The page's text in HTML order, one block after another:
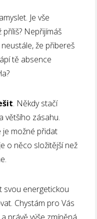
Je vše
příliš? Nepřijímáš
že přibereš
tě absence
. Někdy stačí
většího zásahu.
je možné přidat
o něco složitější než
svou energetickou
Chystám pro Vás